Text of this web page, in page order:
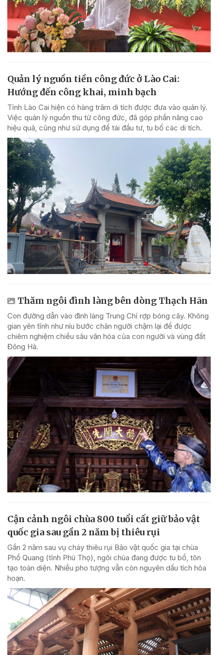
Quản lý nguồn tiền công đức ở Lào Cai:
Hướng đến công khai, minh bạch
Tỉnh Lào Cai hiện có hàng trăm di tích được đưa vào quản lý.
Việc quản lý nguồn thu từ công đức, đã góp phần nâng cao
hiệu quả, cũng như sử dụng để tái đầu tư, tu bổ các di tích.
Thăm ngôi đình làng bên dòng Thạch Hãn
Con đường dẫn vào đình làng Trung Chỉ rợp bóng cây. Không
gian yên tĩnh như níu bước chân người chậm lại để được
chiêm nghiệm chiều sâu văn hóa của con người và vùng đất
Đông Hà.
Cận cảnh ngôi chùa 800 tuổi cất giữ bảo vật
quốc gia sau gần 2 năm bị thiêu rụi
Gần 2 năm sau vụ cháy thiêu rụi Bảo vật quốc gia tại chùa
Phổ Quang (tỉnh Phú Thọ), ngôi chùa đang được tu bổ, tôn
tạo toàn diện. Nhiều pho tượng vẫn còn nguyên dấu tích hỏa
hoạn.